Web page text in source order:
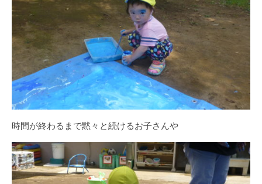
時間が終わるまで黙々と続けるお子さんや